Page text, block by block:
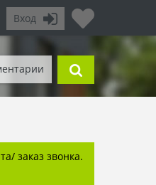
Вход
заказ звонка.